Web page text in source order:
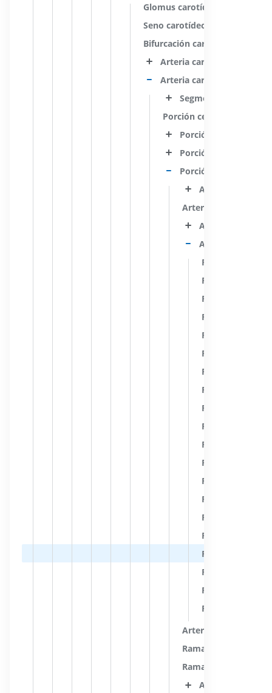
Glomus carotídeo; Cuerpo
Seno carotídeo (Arteria
Bifurcación carotídea
Arteria carótida externa
Arteria carótida interna
Segmento de la
Porción cervical
Porción petrosa
Porción cavernosa
Porción cerebral
Arteria oftálmica
Arteria hipofisaria
Arteria
Arteria coroidea
Ramas
Ramas
Ramas de la
Ramas.
Ramas del
Ramas del
Ramas de la
Ramas del
Ramas de la
Ramas del
Ramas de la
Ramas del
Ramas del uncus
Ramas del
Ramas del
Ramas de los
Ramas de los
Ramas de la
Ramas del
Ramas de la
Arteria del uncus
Ramas del clivus
Rama meníngea
Arteria cerebral